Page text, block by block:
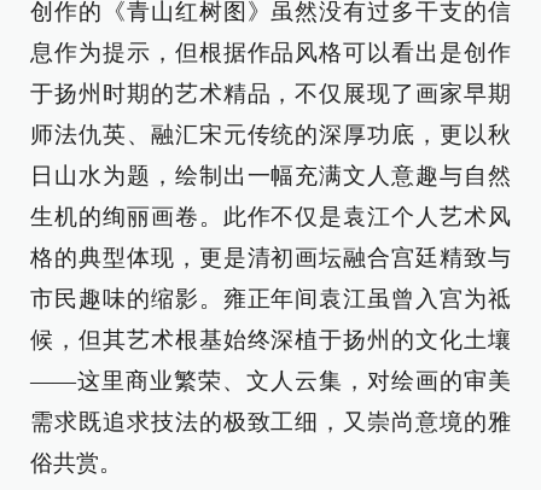
创作的《青山红树图》虽然没有过多干支的信
息作为提示，但根据作品风格可以看出是创作
于扬州时期的艺术精品，不仅展现了画家早期
师法仇英、融汇宋元传统的深厚功底，更以秋
日山水为题，绘制出一幅充满文人意趣与自然
生机的绚丽画卷。此作不仅是袁江个人艺术风
格的典型体现，更是清初画坛融合宫廷精致与
市民趣味的缩影。雍正年间袁江虽曾入宫为祗
候，但其艺术根基始终深植于扬州的文化土壤
——这里商业繁荣、文人云集，对绘画的审美
需求既追求技法的极致工细，又崇尚意境的雅
俗共赏。